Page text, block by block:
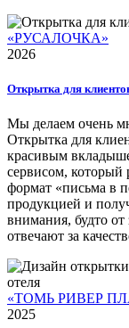
«РУСАЛОЧКА»
2026
Открытка для
Мы делаем очень
Открытка для
красивым
сервисом, который
формат «письма в
продукцией и
внимания, будто
отвечают за
«ТОМЬ РИВЕР
2025